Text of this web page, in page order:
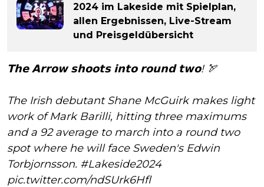
2024 im Lakeside mit Spielplan,
allen Ergebnissen, Live-Stream
und Preisgeldübersicht
𝗧𝗵𝗲 𝗔𝗿𝗿𝗼𝘄 𝘀𝗵𝗼𝗼𝘁𝘀 𝗶𝗻𝘁𝗼 𝗿𝗼𝘂𝗻𝗱 𝘁𝘄𝗼! 🏹
The Irish debutant Shane McGuirk makes light
work of Mark Barilli, hitting three maximums
and a 92 average to march into a round two
spot where he will face Sweden's Edwin
Torbjornsson. #Lakeside2024
pic.twitter.com/ndSUrk6Hfl